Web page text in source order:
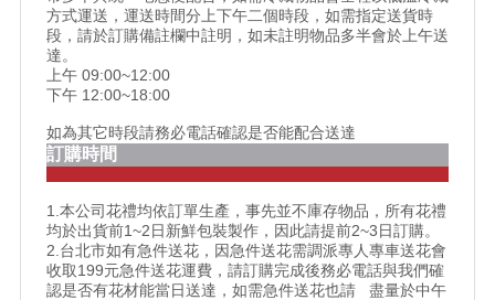
方式運送，運送時間分上下午二個時段，如需指定送貨時
段，請於訂購備註欄中註明，如未註明物品多半會於上午送
達。
上午 09:00~12:00
下午 12:00~18:00
如為其它時段請務必電話確認是否能配合送達
訂購時間
1.本公司花禮均依訂單生產，事先並不庫存物品，所有花禮
均於出貨前1~2日新鮮包裝製作，因此請提前2~3日訂購。
2.台北市如有急件送花，因急件送花需調派專人專車送花會
收取199元急件送花運費，請訂購完成後務必電話與我們確
認是否有花材能當日送達，如需急件送花也請 盡量於中午